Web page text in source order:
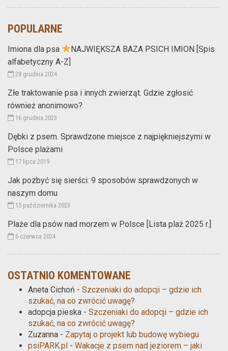
POPULARNE
Imiona dla psa
NAJWIĘKSZA BAZA PSICH IMION [Spis
alfabetyczny A-Z]
28 grudnia 2024
Złe traktowanie psa i innych zwierząt. Gdzie zgłosić
również anonimowo?
16 grudnia 2023
Dębki z psem. Sprawdzone miejsce z najpiękniejszymi w
Polsce plażami
17 lipca 2019
Jak pozbyć się sierści: 9 sposobów sprawdzonych w
naszym domu
15 października 2023
Plaże dla psów nad morzem w Polsce [Lista plaż 2025 r.]
6 czerwca 2024
OSTATNIO KOMENTOWANE
Aneta Cichoń - Szczeniaki do adopcji – gdzie ich
szukać, na co zwrócić uwagę?
adopcja pieska - Szczeniaki do adopcji – gdzie ich
szukać, na co zwrócić uwagę?
Zuzanna - Zapytaj o projekt lub budowę wybiegu
psiPARK.pl - Wakacje z psem nad jeziorem – jaki